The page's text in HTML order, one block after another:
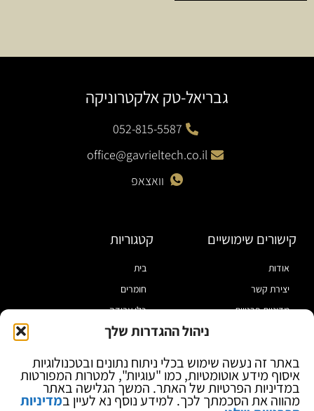
ניהול ההגדרות שלך
באתר זה נעשה שימוש בכלי ניתוח נתונים ובטכנולוגיות
איסוף מידע אוטומטיות, כמו "עוגיות", למטרות המפורטות
במדיניות הפרטיות של האתר. המשך הגלישה באתר
מהווה את הסכמתך לכך. למידע נוסף נא לעיין במדיניות
גבריאל-טק אלקטרוניקה
052-815-5587
office@gavrieltech.co.il
וואצאפ
קישורים שימושיים
אודות
יצירת קשר
מדיניות פרטיות
בלוג
קטגוריות
בית
חומרים
כלי עבודה
מוצרי הלחמה
ספקי כח ומודדים
ציוד אופטי להגדלה